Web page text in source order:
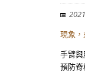
現象
手臂
預防